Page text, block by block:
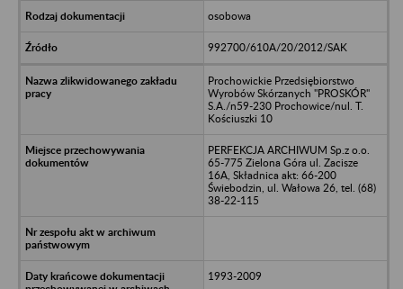
osobowa
992700/610A/20/2012/SAK
Prochowickie Przedsiębiorstwo
Wyrobów Skórzanych "PROSKÓR"
S.A./n59-230 Prochowice/nul. T.
Kościuszki 10
PERFEKCJA ARCHIWUM Sp.z o.o.
65-775 Zielona Góra ul. Zacisze
16A, Składnica akt: 66-200
Świebodzin, ul. Wałowa 26, tel. (68)
38-22-115
1993-2009